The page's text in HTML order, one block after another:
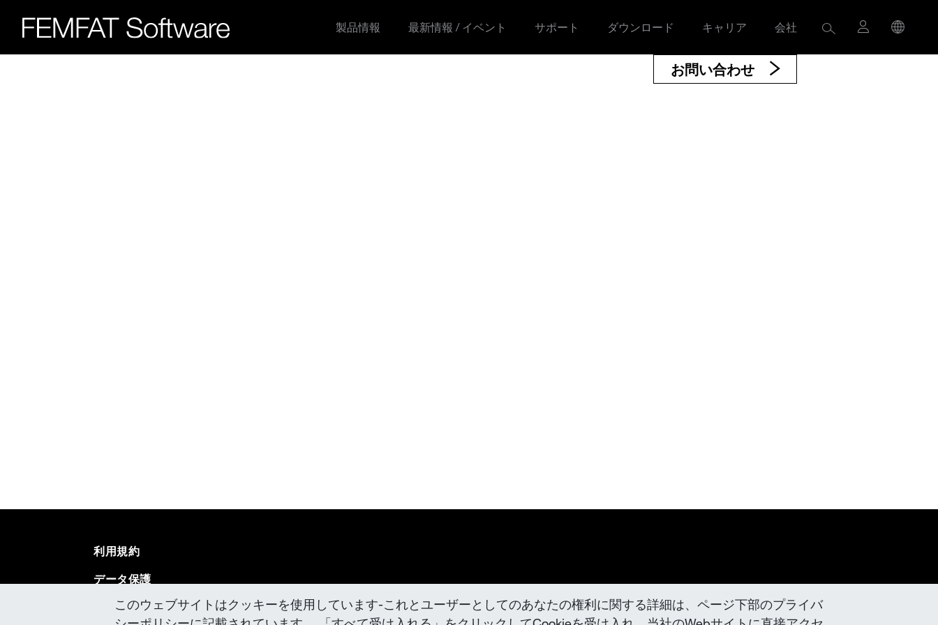
製品情報 最新情報 / イベント サポート ダウンロード キャリア 会社
お問い合わせ
利用規約
データ保護
インプリント
このウェブサイトはクッキーを使用しています-これとユーザーとしてのあなたの権利に関する詳細は、ページ下部のプライバ